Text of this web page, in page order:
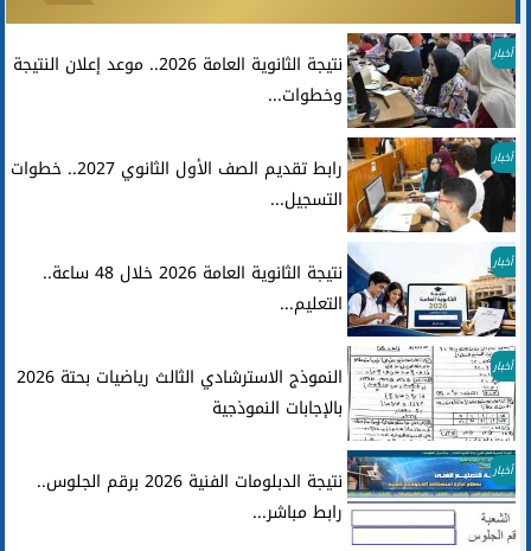
أخبار
نتيجة الثانوية العامة 2026.. موعد إعلان النتيجة
وخطوات...
أخبار
رابط تقديم الصف الأول الثانوي 2027.. خطوات
التسجيل...
أخبار
نتيجة الثانوية العامة 2026 خلال 48 ساعة..
التعليم...
أخبار
النموذج الاسترشادي الثالث رياضيات بحتة 2026
بالإجابات النموذجية
أخبار
نتيجة الدبلومات الفنية 2026 برقم الجلوس..
رابط مباشر...